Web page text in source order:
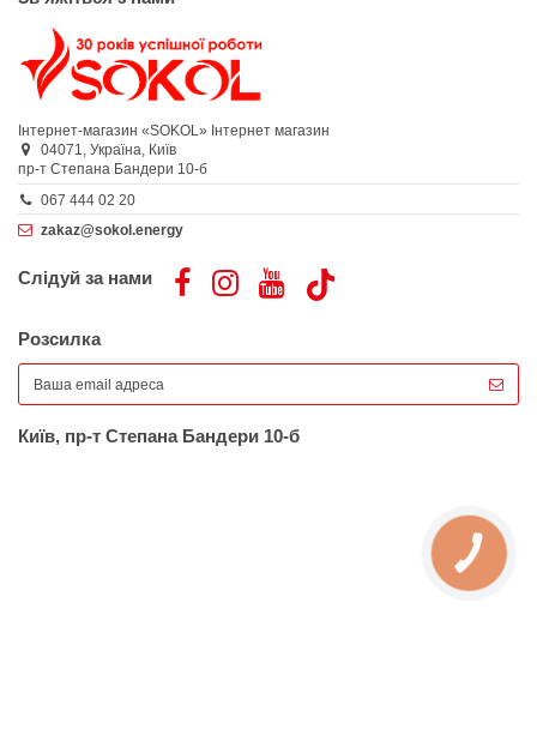
Інтернет-магазин «SOKOL» Інтернет магазин
04071, Україна, Київ
пр-т Степана Бандери 10-б
067 444 02 20
zakaz@sokol.energy
Слідуй за нами
Розсилка
Київ, пр-т Степана Бандери 10-б
КНОПКА
ЗВ'ЯЗКУ